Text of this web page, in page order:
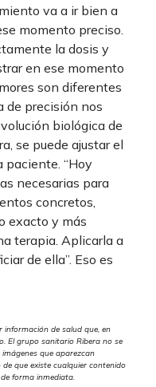
va a ir bien a
momento preciso.
la dosis y
en ese momento
son diferentes
de precisión nos
biológica de
se puede ajustar el
paciente. “Hoy
necesarias para
concretos,
exacto y más
terapia. Aplicarla a
de ella”. Eso es
información de salud que, en
El grupo sanitario Ribera no se
que aparezcan
que existe cualquier contenido
forma inmediata.